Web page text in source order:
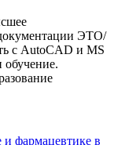
ЭТО/
с AutoCAD и MS
обучение.
и фармацевтике в